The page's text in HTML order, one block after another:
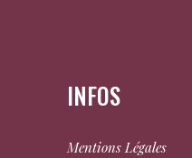
INFOS
Mentions Légales